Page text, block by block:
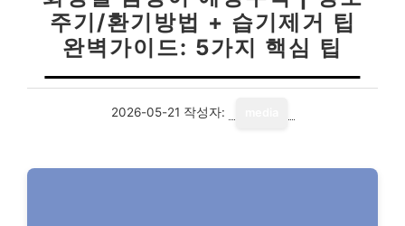
주기/환기방법 + 습기제거 팁
완벽가이드: 5가지 핵심 팁
2026-05-21 작성자: